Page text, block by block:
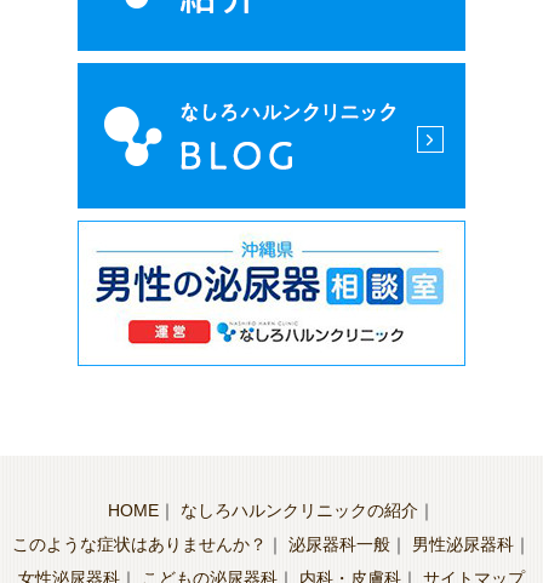
HOME｜ なしろハルンクリニックの紹介｜
このような症状はありませんか？ ｜ 泌尿器科一般｜ 男性泌尿器科｜
女性泌尿器科｜ こどもの泌尿器科｜ 内科・皮膚科｜ サイトマップ